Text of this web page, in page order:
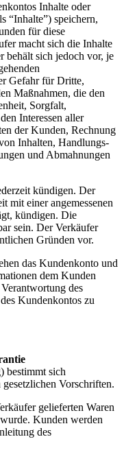
Inhalte oder
“Inhalte”) speichern,
für diese
macht sich die Inhalte
behält sich jedoch vor, je
Gefahr für Dritte,
Maßnahmen, die den
Sorgfalt,
Interessen aller
der Kunden, Rechnung
Inhalten, Handlungs-
und Abmahnungen
kündigen. Der
mit einer angemessenen
kündigen. Die
sein. Der Verkäufer
Gründen vor.
das Kundenkonto und
dem Kunden
des
Kundenkontos zu
bestimmt sich
Vorschriften.
gelieferten Waren
Kunden werden
des